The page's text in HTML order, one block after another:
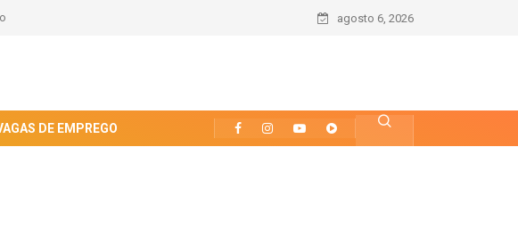
do AI-5: Um Resgate Histórico da Ciência e Democracia agosto 6, 2026
DE EMPREGO